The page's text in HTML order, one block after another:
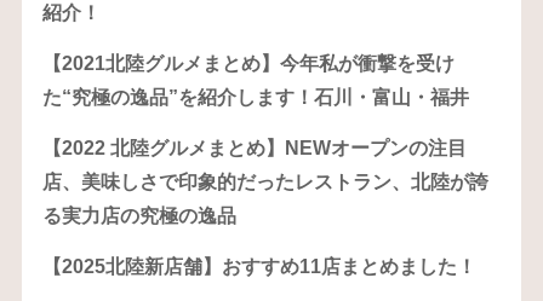
紹介！
【2021北陸グルメまとめ】今年私が衝撃を受け
た“究極の逸品”を紹介します！石川・富山・福井
【2022 北陸グルメまとめ】NEWオープンの注目
店、美味しさで印象的だったレストラン、北陸が誇
る実力店の究極の逸品
【2025北陸新店舗】おすすめ11店まとめました！